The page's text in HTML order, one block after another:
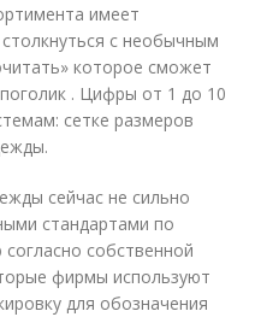
имеет
с необычным
которое сможет
. Цифры от 1 до 10
сетке размеров
сейчас не сильно
стандартами по
собственной
фирмы используют
для обозначения